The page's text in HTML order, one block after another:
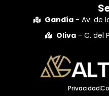
Gandía - Av. de
Oliva - C. del
Privacidad